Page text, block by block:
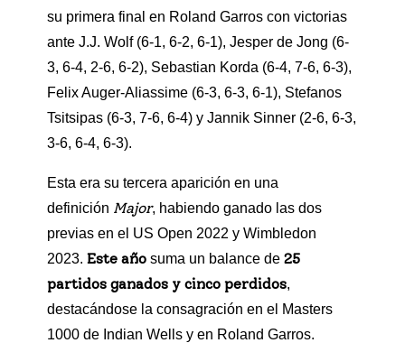
su primera final en Roland Garros con victorias
ante J.J. Wolf (6-1, 6-2, 6-1), Jesper de Jong (6-
3, 6-4, 2-6, 6-2), Sebastian Korda (6-4, 7-6, 6-3),
Felix Auger-Aliassime (6-3, 6-3, 6-1), Stefanos
Tsitsipas (6-3, 7-6, 6-4) y Jannik Sinner (2-6, 6-3,
3-6, 6-4, 6-3).
Esta era su tercera aparición en una
definición Major, habiendo ganado las dos
previas en el US Open 2022 y Wimbledon
2023. Este año suma un balance de 25
partidos ganados y cinco perdidos,
destacándose la consagración en el Masters
1000 de Indian Wells y en Roland Garros.